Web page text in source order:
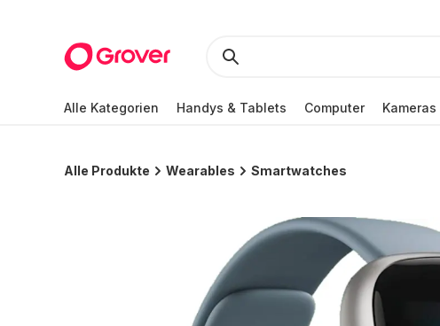
Alle Kategorien Handys & Tablets Computer Kameras
Alle Produkte Wearables Smartwatches